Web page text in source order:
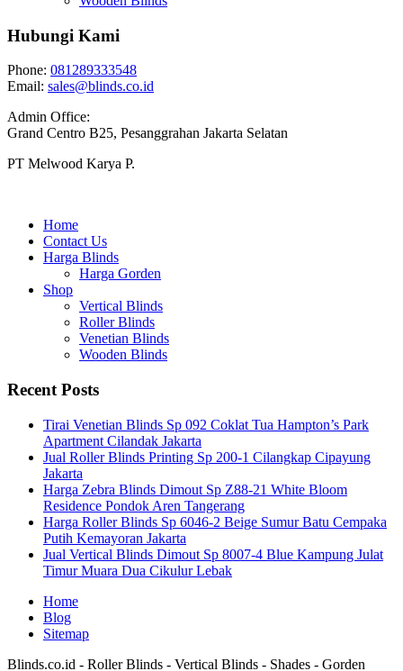
Hubungi Kami
Phone: 081289333548
Email: sales@blinds.co.id
Admin Office:
Grand Centro B25, Pesanggrahan Jakarta Selatan
PT Melwood Karya P.
Home
Contact Us
Harga Blinds
Harga Gorden
Shop
Vertical Blinds
Roller Blinds
Venetian Blinds
Wooden Blinds
Recent Posts
Tirai Venetian Blinds Sp 092 Coklat Tua Hampton’s Park
Apartment Cilandak Jakarta
Jual Roller Blinds Printing Sp 200-1 Cilangkap Cipayung
Jakarta
Harga Zebra Blinds Dimout Sp Z88-21 White Bloom
Residence Pondok Aren Tangerang
Harga Roller Blinds Sp 6046-2 Beige Sumur Batu Cempaka
Putih Kemayoran Jakarta
Jual Vertical Blinds Dimout Sp 8007-4 Blue Kampung Julat
Timur Muara Dua Cikulur Lebak
Home
Blog
Sitemap
Blinds.co.id - Roller Blinds - Vertical Blinds - Shades - Gorden